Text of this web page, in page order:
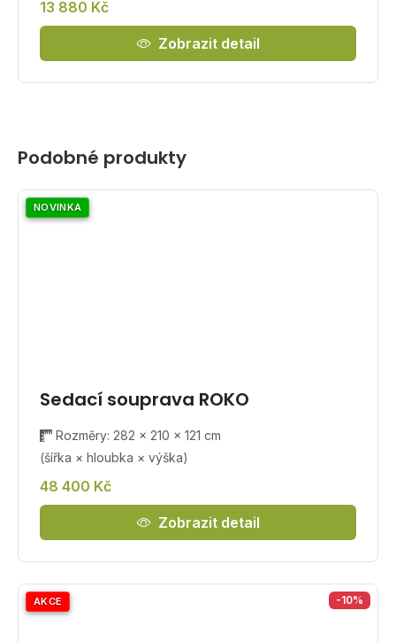
13 880 Kč
Zobrazit detail
Podobné produkty
NOVINKA
Sedací souprava ROKO
Rozměry: 282 × 210 × 121 cm
(šířka × hloubka × výška)
48 400 Kč
Zobrazit detail
AKCE -10%